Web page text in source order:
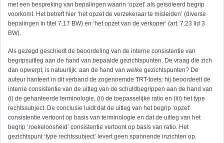
met een bespreking van bepalingen waarin ‘opzet’ als geïsoleerd begrip
voorkomt. Het betreft hier ‘het opzet de verzekeraar te misleiden’ (diverse
bepalingen in titel 7.17 BW) en ‘het opzet van de verkoper’ (art. 7:23 lid 3
BW).
Als gezegd geschiedt de beoordeling van de interne consistentie van
begripsuitleg aan de hand van bepaalde gezichtspunten. De vraag die zich
dan opwerpt, is natuurlijk: aan de hand van welke gezichtspunten? De
auteur hanteert in dit verband de zogenoemde TRT-toets: hij beoordeelt de
interne consistentie van de uitleg van de schuldbegrippen aan de hand van
(i) de gehanteerde terminologie, (ii) de toepasselijke ratio en (iii) het type
rechtssubject. De conclusie luidt dat de uitleg van het begrip ‘opzet’
consistentie vertoont op basis van terminologie en dat de uitleg van het
begrip ‘roekeloosheid’ consistentie vertoont op basis van ratio. Het
gezichtspunt ‘type rechtssubject’ levert geen spannende inzichten op.